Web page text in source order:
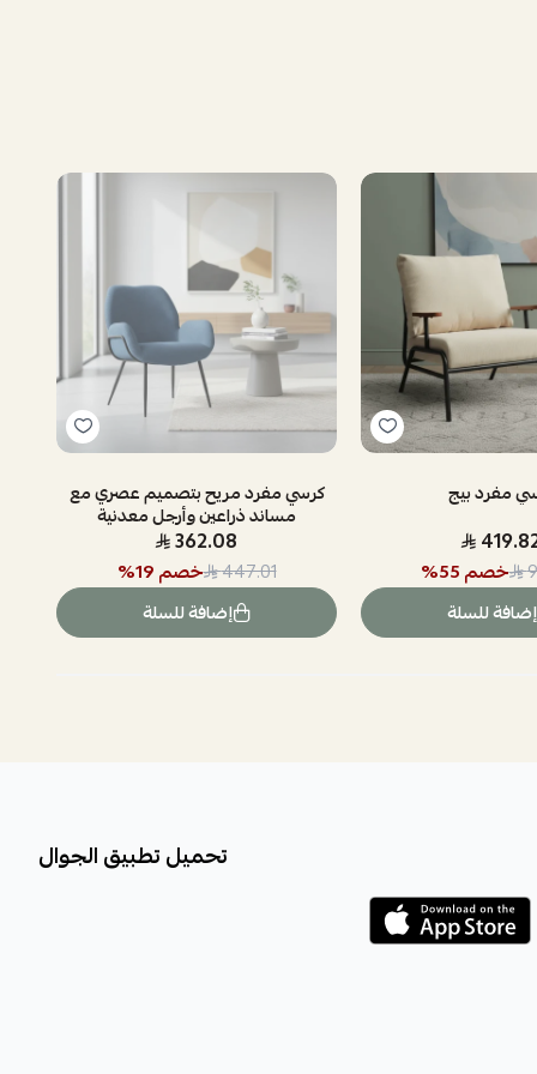
مفرد بيج
خصم55
%
إضافة للسلة
كرسي مفرد مريح بتصميم عصري مع
مساند ذراعين وأرجل معدنية
362.08
447.01 خصم19
%
إضافة للسلة
تحميل تطبيق الجوال